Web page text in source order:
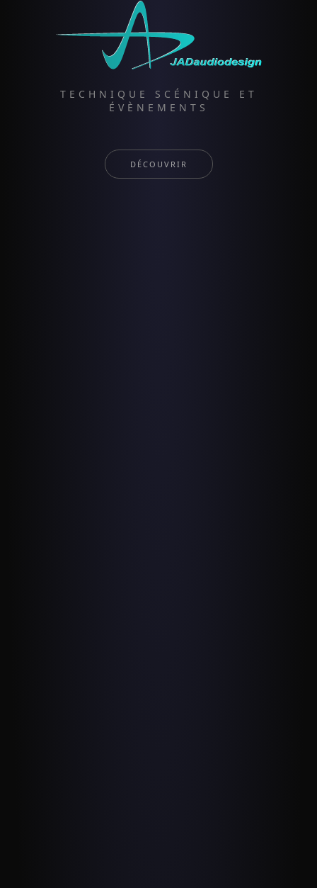
TECHNIQUE SCÉNIQUE ET
ÉVÈNEMENTS
DÉCOUVRIR